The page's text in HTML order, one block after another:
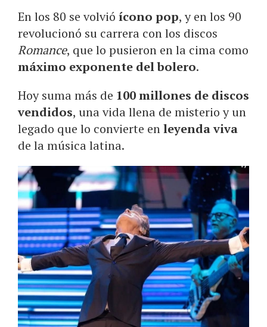
En los 80 se volvió ícono pop, y en los 90
revolucionó su carrera con los discos
Romance, que lo pusieron en la cima como
máximo exponente del bolero.
Hoy suma más de 100 millones de discos
vendidos, una vida llena de misterio y un
legado que lo convierte enleyenda viva
de la música latina.